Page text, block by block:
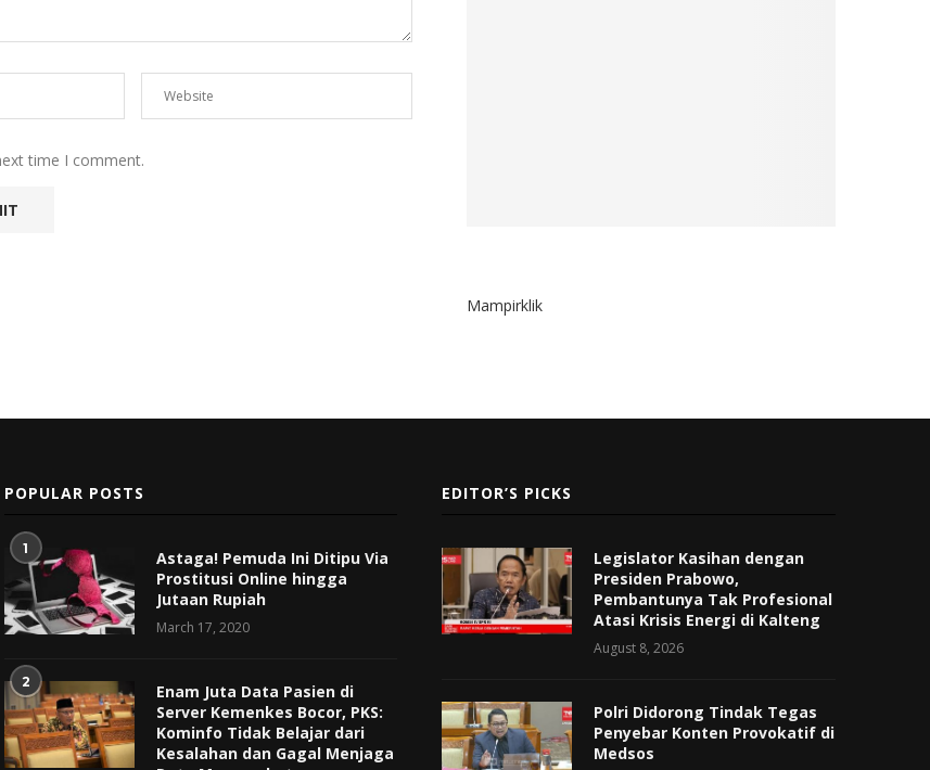
time I comment.
Mampirklik
POPULAR POSTS
1
Astaga! Pemuda Ini Ditipu Via
Prostitusi Online hingga
Jutaan Rupiah
March 17, 2020
2
Enam Juta Data Pasien di
Server Kemenkes Bocor, PKS:
Kominfo Tidak Belajar dari
Kesalahan dan Gagal Menjaga
EDITOR’S PICKS
Legislator Kasihan dengan
Presiden Prabowo,
Pembantunya Tak Profesional
Atasi Krisis Energi di Kalteng
August 8, 2026
Polri Didorong Tindak Tegas
Penyebar Konten Provokatif di
Medsos